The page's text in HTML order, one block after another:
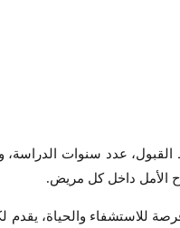
عدد سنوات الدراسة،
الأمل داخل كل مريض.
للاستشفاء والحياة، يقدم